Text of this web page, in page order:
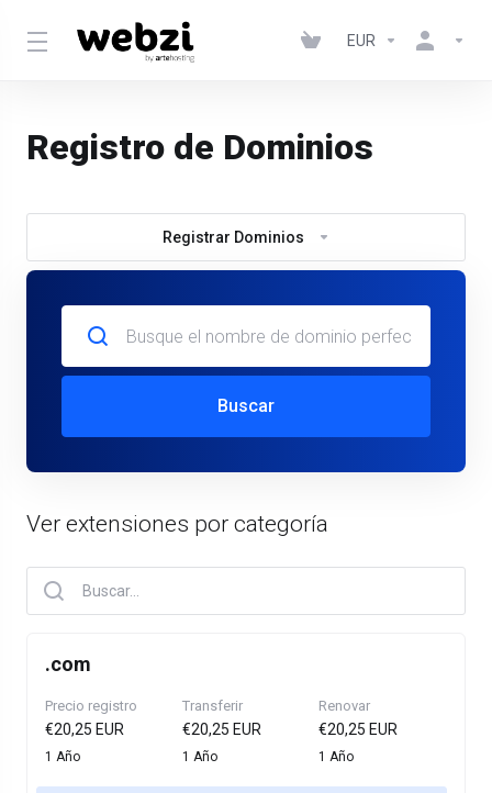
EUR
Registro de Dominios
Registrar Dominios
Buscar
Ver extensiones por categoría
.com
Precio registro
€20,25 EUR
1 Año
Transferir
€20,25 EUR
1 Año
Renovar
€20,25 EUR
1 Año